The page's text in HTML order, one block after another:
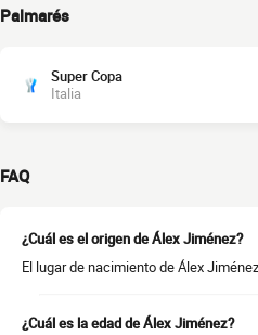
Palmarés
Super Copa
Italia
FAQ
¿Cuál es el origen de Álex Jiménez?
El lugar de nacimiento de Álex
¿Cuál es la edad de Álex Jiménez?